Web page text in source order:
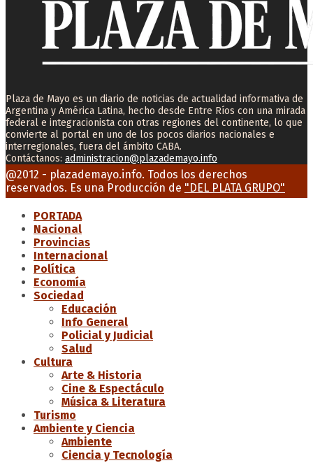
Plaza de Mayo es un diario de noticias de actualidad informativa de
Argentina y América Latina, hecho desde Entre Ríos con una mirada
federal e integracionista con otras regiones del continente, lo que
convierte al portal en uno de los pocos diarios nacionales e
interregionales, fuera del ámbito CABA.
Contáctanos: administracion@plazademayo.info
Facebook
Twitter
Instagram
Youtube
Email
@2012 - plazademayo.info. Todos los derechos
reservados. Es una Producción de "DEL PLATA GRUPO"
PORTADA
Nacional
Provincias
Internacional
Política
Economía
Sociedad
Educación
Info General
Policial y Judicial
Salud
Cultura
Arte & Historia
Cine & Espectáculo
Música & Literatura
Turismo
Ambiente y Ciencia
Ambiente
Ciencia y Tecnología